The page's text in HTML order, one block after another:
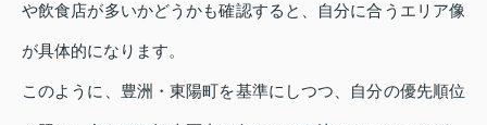
や飲食店が多いかどうかも確認すると、自分に合うエリア像
が具体的になります。
このように、豊洲・東陽町を基準にしつつ、自分の優先順位